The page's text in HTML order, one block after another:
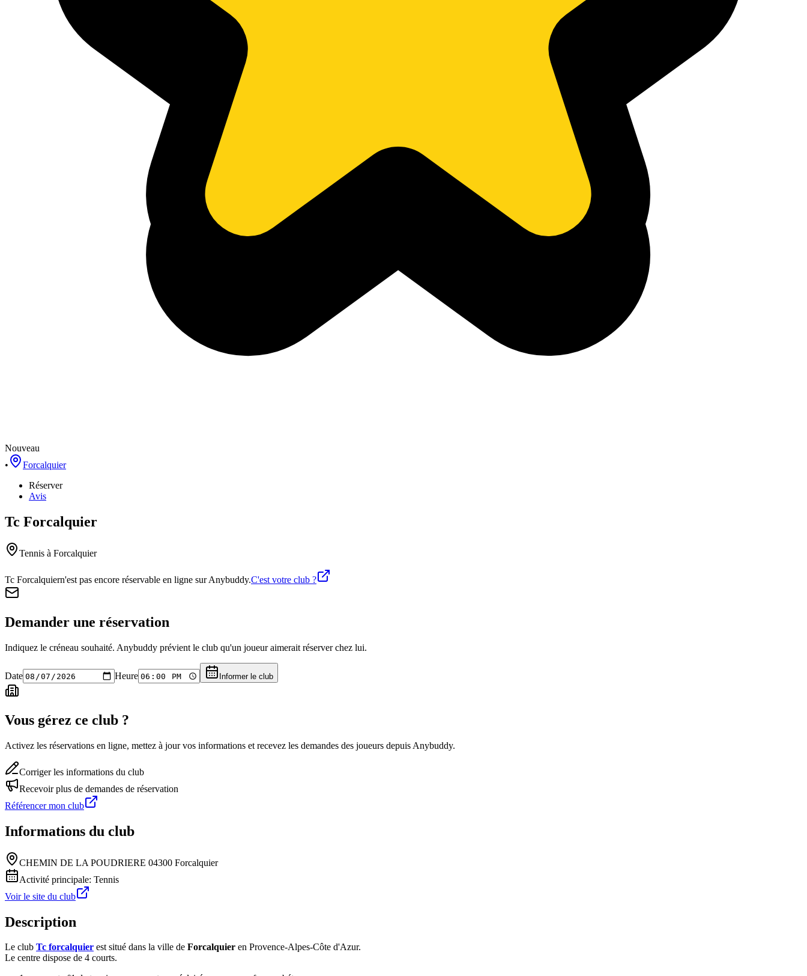
Nouveau
•
Forcalquier
Réserver
Avis
Tc Forcalquier
Tennis à Forcalquier
Tc Forcalquiern'est pas encore réservable en ligne sur Anybuddy.C'est votre club ?
Demander une réservation
Indiquez le créneau souhaité. Anybuddy prévient le club qu'un joueur aimerait réserver chez lui.
Date Heure Informer le club
Vous gérez ce club ?
Activez les réservations en ligne, mettez à jour vos informations et recevez les demandes des joueurs depuis Anybuddy.
Corriger les informations du club
Recevoir plus de demandes de réservation
Référencer mon club
Informations du club
CHEMIN DE LA POUDRIERE 04300 Forcalquier
Activité principale: Tennis
Voir le site du club
Description
Le club Tc forcalquier est situé dans la ville de Forcalquier en Provence-Alpes-Côte d'Azur.
Le centre dispose de 4 courts.